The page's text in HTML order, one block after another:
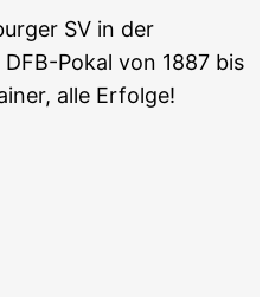
SV in der
Pokal von 1887 bis
alle Erfolge!